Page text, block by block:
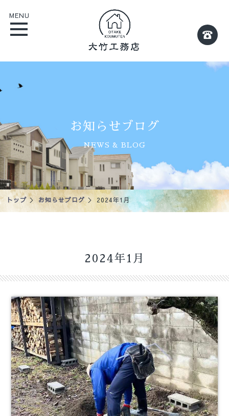
MENU
お知らせブログ
NEWS & BLOG
トップ＞ お知らせブログ ＞ 2024年1月
2024年1月